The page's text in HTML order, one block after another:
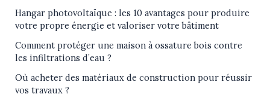
Hangar photovoltaïque : les 10 avantages pour produire
votre propre énergie et valoriser votre bâtiment
Comment protéger une maison à ossature bois contre
les infiltrations d’eau ?
Où acheter des matériaux de construction pour réussir
vos travaux ?